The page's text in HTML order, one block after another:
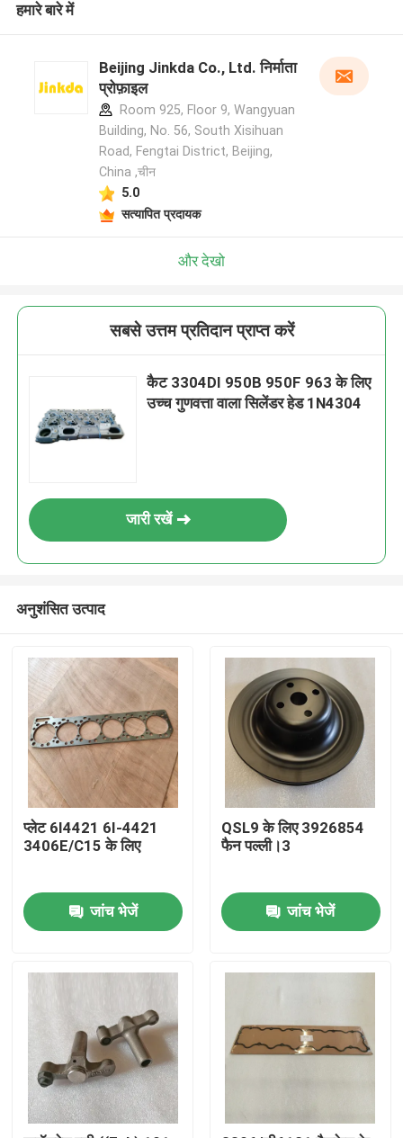
उत्पादों
वीडियो
हमारे बारे में
Beijing Jinkda Co., Ltd. निर्माता
प्रोफ़ाइल
Room 925, Floor 9, Wangyuan
Building, No. 56, South Xisihuan
Road, Fengtai District, Beijing,
China ,चीन
5.0
सत्यापित प्रदायक
और देखो
सबसे उत्तम प्रतिदान प्राप्त करें
कैट 3304DI 950B 950F 963 के लिए
उच्च गुणवत्ता वाला सिलेंडर हेड 1N4304
जारी रखें
अनुशंसित उत्पाद
प्लेट 6I4421 6I-4421
3406E/C15 के लिए
जांच भेजें
QSL9 के लिए 3926854
फैन पल्ली।3
जांच भेजें